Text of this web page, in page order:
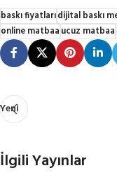
baskı fiyatlarıdijital baskı
online matbaaucuz matbaa
Yeni
İlgili Yayınlar